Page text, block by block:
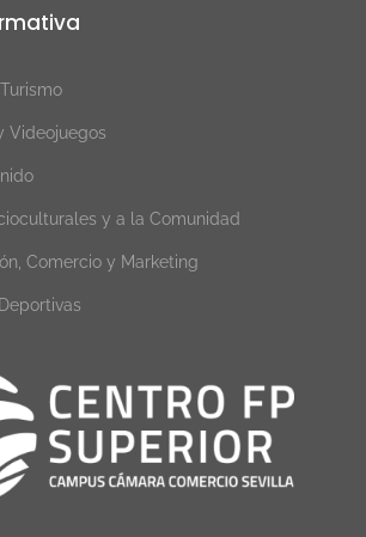
Videojuegos
y a la Comunidad
Comercio y Marketing